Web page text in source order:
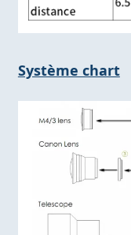
Système chart